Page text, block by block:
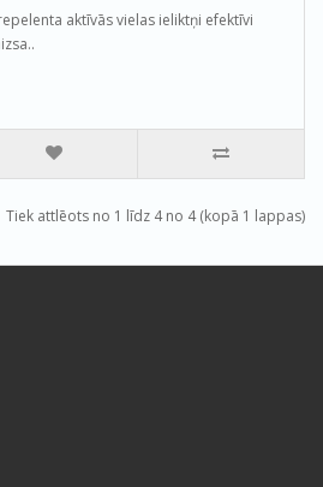
aktīvās vielas ieliktņi efektīvi
Tiek attlēots no 1 līdz 4 no 4 (kopā 1 lappas)